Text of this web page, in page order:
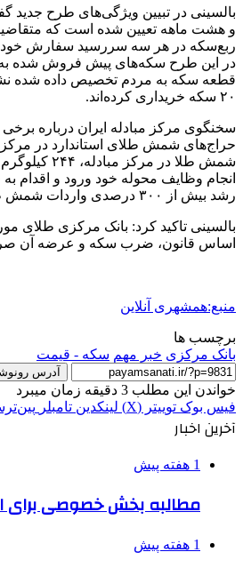
بالسینی در تبیین ویژگی‌های طرح
و هشت ماهه تعیین شده است که
۲۰ سکه خریداری کرده‌اند.
سخنگوی مرکز مبادله ایران درباره
حراج‌های شمش طلای استاندارد در
شمش طلا
رشد بیش از ۳۰۰ درصدی واردات شمش طلا به کشور بر اساس آمارهای رسمی گمرک جمهوری اسلامی ایران هستیم به طوری که در ۱۰ ماهه امسال بیش از ۸۱ تن شمش طلا وارد کشور شده است.
بالسینی تاکید کرد: بانک مرکزی طلای
اساس قانون، ضرب سکه و عرضه آن
منبع:همشهری آنلاین
برچسب ها
بانک مرکزی خبر مهم سکه - قیمت
آدرس
خواندن این مطلب 3 دقیقه زمان میبرد
فیس بوک توییتر (X) لینکدین ‫تامبلر
آخرین اخبار
1 هفته پیش
مطالبه بخش خصوصی برای
1 هفته پیش